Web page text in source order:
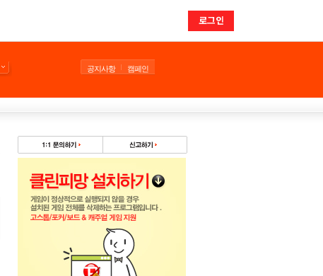
로그인
공지사항 캠페인